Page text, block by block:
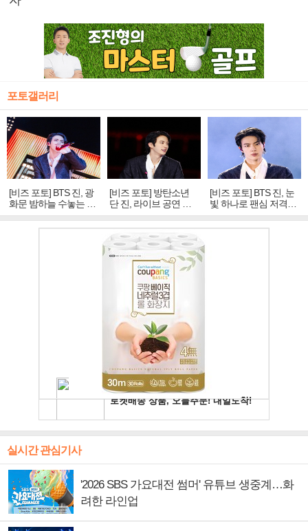
포토갤러리
[비즈 포토] BTS 진, 광
화문 밤하늘 수놓는 '비
주얼 킹'의 열창
[비즈 포토] 방탄소년
단 진, 라이브 공연 중
빛나는 독보적 아우라
[비즈 포토] BTS 진, 눈
빛 하나로 팬심 저격…
독보적 카리스마
실시간 관심기사
'2026 SBS 가요대전 썸머' 유튜브 생중계…화
려한 라인업